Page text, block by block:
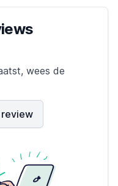
wees de